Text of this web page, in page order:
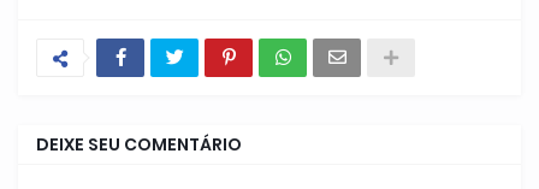
DEIXE SEU COMENTÁRIO